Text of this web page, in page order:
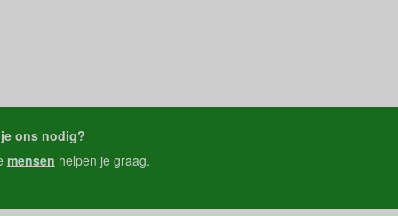
ons nodig?
mensen helpen je graag.